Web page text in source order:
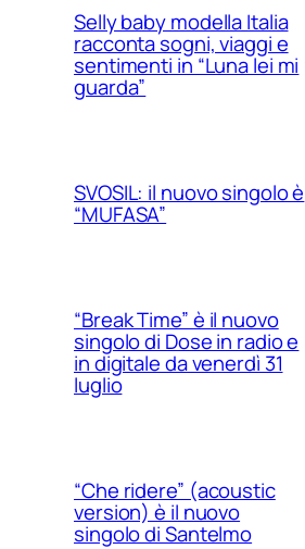
Selly baby modella Italia
racconta sogni, viaggi e
sentimenti in “Luna lei mi
guarda”
SVOSIL: il nuovo singolo è
“MUFASA”
“Break Time” è il nuovo
singolo di Dose in radio e
in digitale da venerdì 31
luglio
“Che ridere” (acoustic
version) è il nuovo
singolo di Santelmo